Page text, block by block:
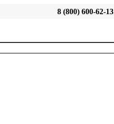
8 (800) 600-62-13